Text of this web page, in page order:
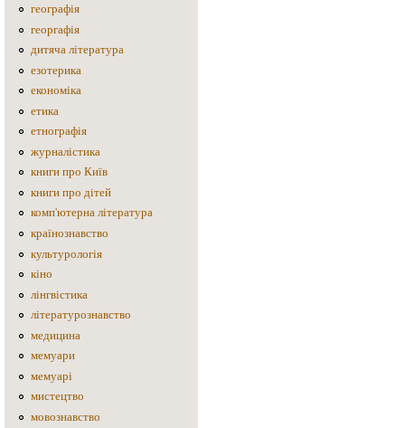
географія
георгафія
дитяча література
езотерика
економіка
етика
етнографія
журналістика
книги про Київ
книги про дітей
комп'ютерна література
країнознавство
культурологія
кіно
лінгвістика
літературознавство
медицина
мемуари
мемуарі
мистецтво
мовознавство